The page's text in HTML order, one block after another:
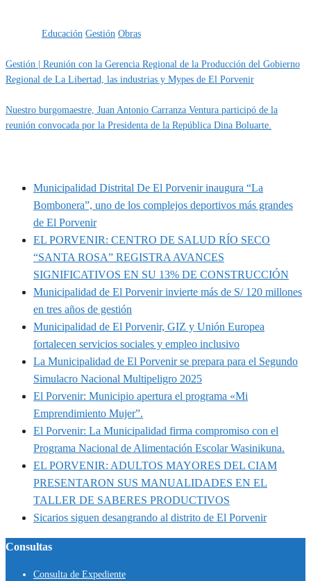
Educación Gestión Obras
Gestión | Reunión con la Gerencia Regional de la Producción del Gobierno
Regional de La Libertad, las industrias y Mypes de El Porvenir
Nuestro burgomaestre, Juan Antonio Carranza Ventura participó de la
reunión convocada por la Presidenta de la República Dina Boluarte.
Municipalidad Distrital De El Porvenir inaugura “La
Bombonera”, uno de los complejos deportivos más grandes
de El Porvenir
EL PORVENIR: CENTRO DE SALUD RÍO SECO
“SANTA ROSA” REGISTRA AVANCES
SIGNIFICATIVOS EN SU 13% DE CONSTRUCCIÓN
Municipalidad de El Porvenir invierte más de S/ 120 millones
en tres años de gestión
Municipalidad de El Porvenir, GIZ y Unión Europea
fortalecen servicios sociales y empleo inclusivo
La Municipalidad de El Porvenir se prepara para el Segundo
Simulacro Nacional Multipeligro 2025
El Porvenir: Municipio apertura el programa «Mi
Emprendimiento Mujer”.
El Porvenir: La Municipalidad firma compromiso con el
Programa Nacional de Alimentación Escolar Wasinikuna.
EL PORVENIR: ADULTOS MAYORES DEL CIAM
PRESENTARON SUS MANUALIDADES EN EL
TALLER DE SABERES PRODUCTIVOS
Sicarios siguen desangrando al distrito de El Porvenir
Consultas
Consulta de Expediente